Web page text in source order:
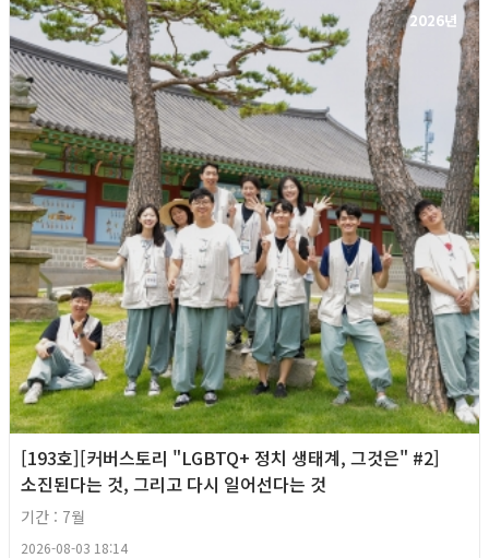
2026년
[193호][커버스토리 "LGBTQ+ 정치 생태계, 그것은" #2]
소진된다는 것, 그리고 다시 일어선다는 것
기간 : 7월
2026-08-03 18:14